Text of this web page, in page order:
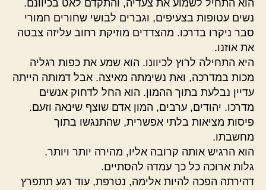
הוא התחיל לשמוע את צעדיה, והתקדם לאט בכיוונם.
נשים עטופות בצעיפים, וגברים לבושי שחורים חמורי
סבר ניקרו בדרכו. מהצדדים מוזיקת רחוב עליזה צבטה
את אוזנו.
היא התחילה לרוץ לכיוונו. הוא שמע את כפות רגליה
מכות במדרכה, ואת נשימתה מאיצה. אבל דמותה הייתה
עדיין נבלעת בתוך ההמון. הוא החל לדחוק אנשים
מדרכו. יהודים, ערבים, המון אדם שוצף שינאה וזעם.
פיסות מציאות בלתי אפשרית, שהתנגשו בתוך
מחשבתו.
הוא הרגיש אותה קרובה אליו, מהירה יותר ויותר.
גלות ארוכה כל כך עמדה להסתיים.
דהירתה הפכה להיות אלימה, נטרפת, עוד רגע תתפרץ